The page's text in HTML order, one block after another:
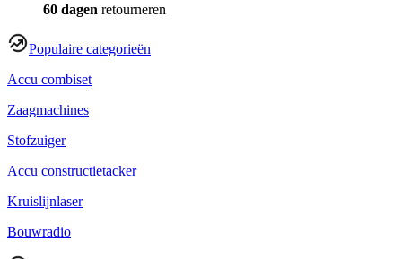
60 dagen retourneren
Populaire categorieën
Accu combiset
Zaagmachines
Stofzuiger
Accu constructietacker
Kruislijnlaser
Bouwradio